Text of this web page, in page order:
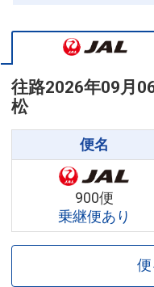
往路2026年09月
松
便名
900便
乗継便あり